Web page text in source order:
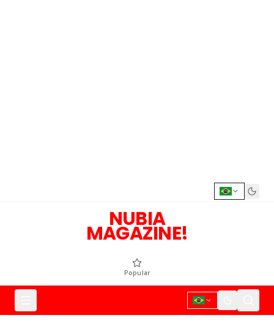
NUBIA
MAGAZINE!
Popular